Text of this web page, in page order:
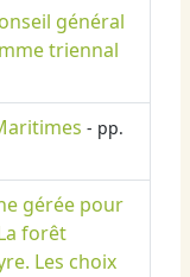
général
triennal
- pp.
gérée pour
forêt
Les choix